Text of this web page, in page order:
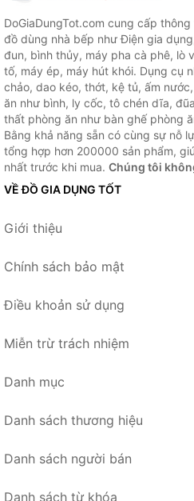
DoGiaDungTot.com cung cấp
đồ dùng nhà bếp như Điện gia
đun, bình thủy, máy pha cà phê, lò
tố, máy ép, máy hút khói. Dụng cụ
chảo, dao kéo, thớt, kệ tủ, ấm
ăn như bình, ly cốc, tô chén dĩa,
thất phòng ăn như bàn ghế phòng
Bằng khả năng sẵn có cùng sự nỗ
tổng hợp hơn 200000 sản phẩm,
nhất trước khi mua. Chúng tôi
VỀ ĐỒ GIA DỤNG TỐT
Giới thiệu
Chính sách bảo mật
Điều khoản sử dụng
Miễn trừ trách nhiệm
Danh mục
Danh sách thương hiệu
Danh sách người bán
Danh sách từ khóa